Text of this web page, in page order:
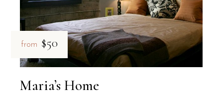
from $50
Maria’s Home